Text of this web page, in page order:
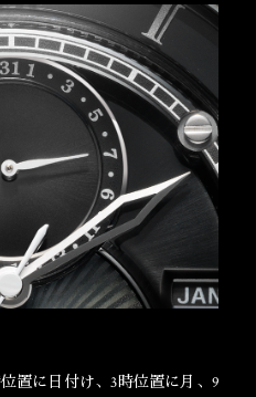
置に日付け、3時位置に月、9